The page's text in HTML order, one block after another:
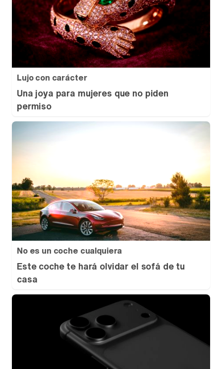
Lujo con carácter
Una joya para mujeres que no piden
permiso
No es un coche cualquiera
Este coche te hará olvidar el sofá de tu
casa